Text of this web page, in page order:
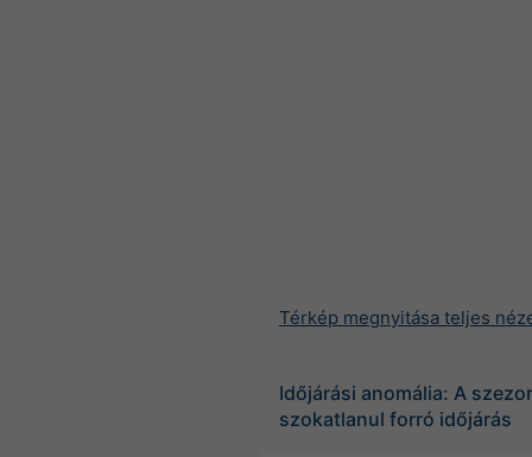
Térkép megnyitása teljes
Időjárási anomália: A
szokatlanul forró időjárás